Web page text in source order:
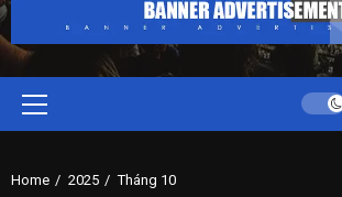
Primary
Menu
Home 2025 Tháng 10